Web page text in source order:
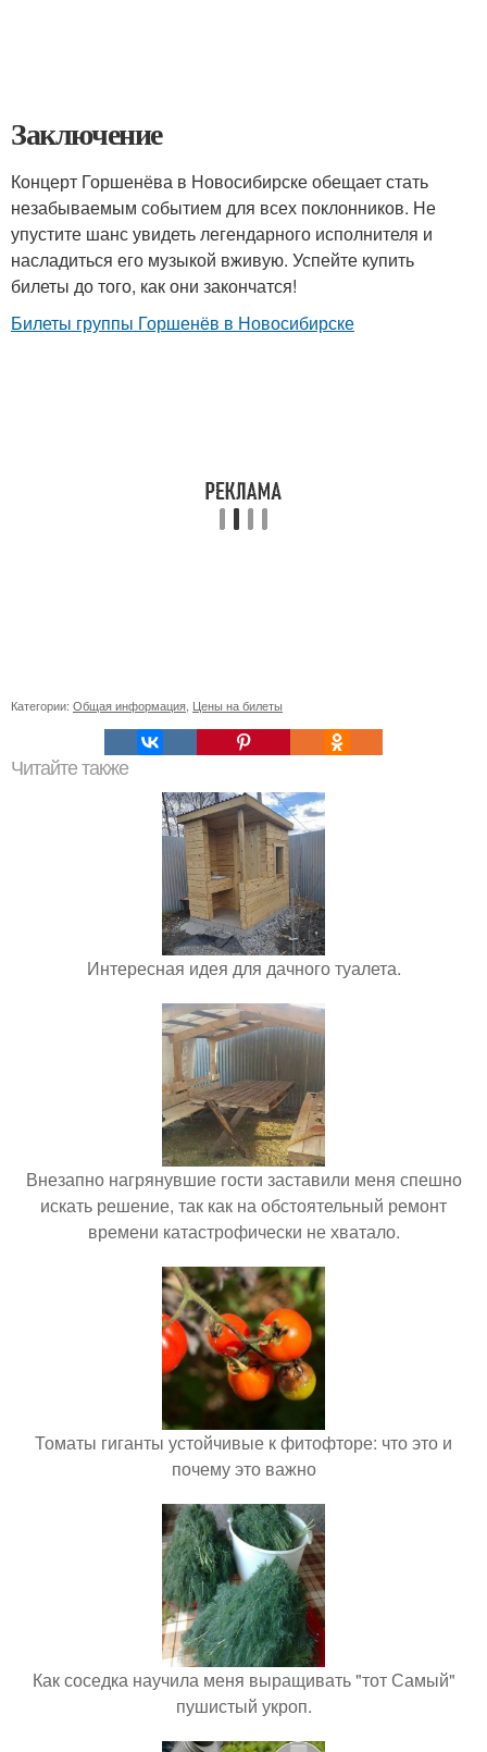
Заключение
Концерт Горшенёва в Новосибирске обещает стать
незабываемым событием для всех поклонников. Не
упустите шанс увидеть легендарного исполнителя и
насладиться его музыкой вживую. Успейте купить
билеты до того, как они закончатся!
Билеты группы Горшенёв в Новосибирске
Категории: Общая информация Цены на билеты
Читайте также
Интересная идея для дачного туалета.
Внезапно нагрянувшие гости заставили меня спешно
искать решение, так как на обстоятельный ремонт
времени катастрофически не хватало.
Томаты гиганты устойчивые к фитофторе: что это и
почему это важно
Как соседка научила меня выращивать "тот Самый"
пушистый укроп.